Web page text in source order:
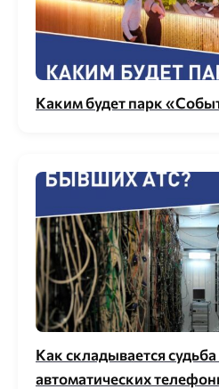
Каким будет парк
Как складывается
автоматических